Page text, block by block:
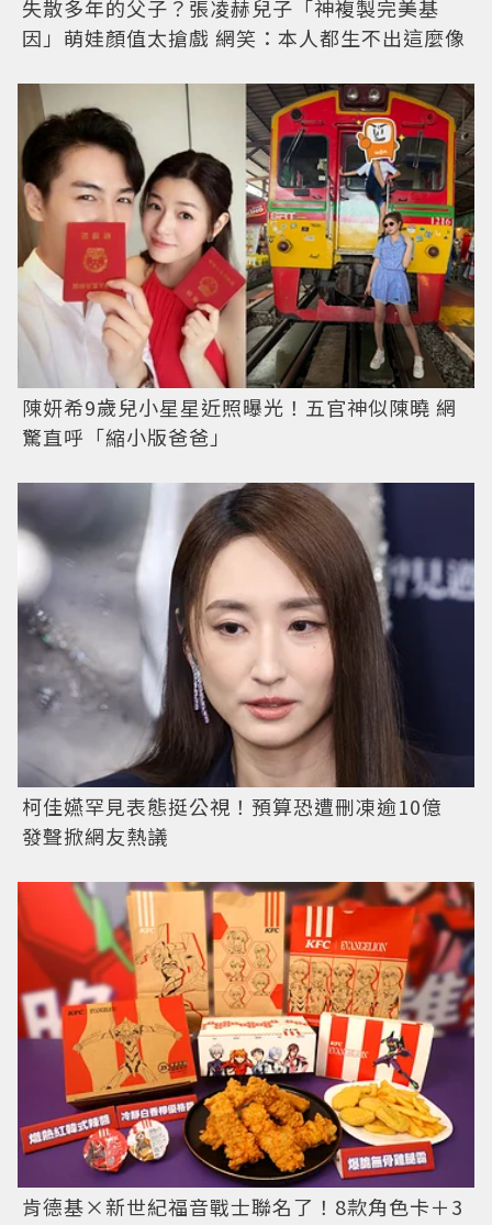
失散多年的父子？張凌赫兒子「神複製完美基
因」萌娃顏值太搶戲 網笑：本人都生不出這麼像
陳妍希9歲兒小星星近照曝光！五官神似陳曉 網
驚直呼「縮小版爸爸」
柯佳嬿罕見表態挺公視！預算恐遭刪凍逾10億
發聲掀網友熱議
肯德基×新世紀福音戰士聯名了！8款角色卡＋3